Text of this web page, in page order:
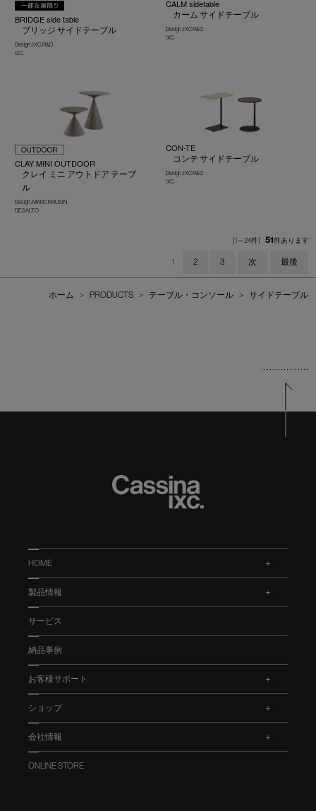
BRIDGE side table
ブリッジ サイドテーブル
Design : IXC. R&D
IXC
CALM sidetable
カーム サイドテーブル
Design : IXC R&D
IXC
CLAY MINI OUTDOOR
クレイ ミニ アウトドア テーブ
ル
Design : MARC KRUSIN
DESALTO
CON-TE
コンテ サイドテーブル
Design : IXC R&D
IXC
[1～24件] 51件あります
1 2 3 次 最後
ホーム > PRODUCTS > テーブル・コンソール > サイドテーブル
HOME
製品情報
サービス
納品事例
お客様サポート
ショップ
会社情報
ONLINE STORE